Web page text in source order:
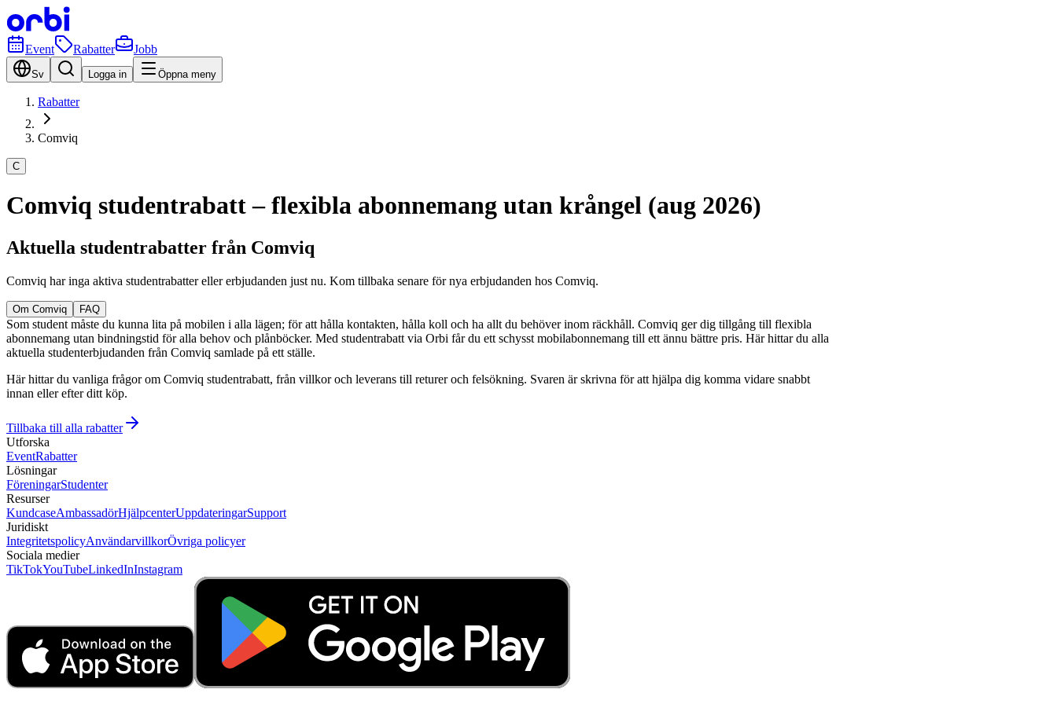
Event Rabatter Jobb
Sv Logga in Öppna meny
Rabatter
Comviq
C
Comviq studentrabatt – flexibla abonnemang utan krångel (aug 2026)
Aktuella studentrabatter från Comviq
Comviq har inga aktiva studentrabatter eller erbjudanden just nu. Kom tillbaka senare för nya erbjudanden hos Comviq.
Om Comviq FAQ
Som student måste du kunna lita på mobilen i alla lägen; för att hålla kontakten, hålla koll och ha allt du behöver inom räckhåll. Comviq ger dig tillgång till flexibla
abonnemang utan bindningstid för alla behov och plånböcker. Med studentrabatt via Orbi får du ett schysst mobilabonnemang till ett ännu bättre pris. Här hittar du alla
aktuella studenterbjudanden från Comviq samlade på ett ställe.
Här hittar du vanliga frågor om Comviq studentrabatt, från villkor och leverans till returer och felsökning. Svaren är skrivna för att hjälpa dig komma vidare snabbt
innan eller efter ditt köp.
Tillbaka till alla rabatter
Utforska
EventRabatter
Lösningar
FöreningarStudenter
Resurser
KundcaseAmbassadörHjälpcenterUppdateringarSupport
Juridiskt
IntegritetspolicyAnvändarvillkorÖvriga policyer
Sociala medier
TikTokYouTubeLinkedInInstagram